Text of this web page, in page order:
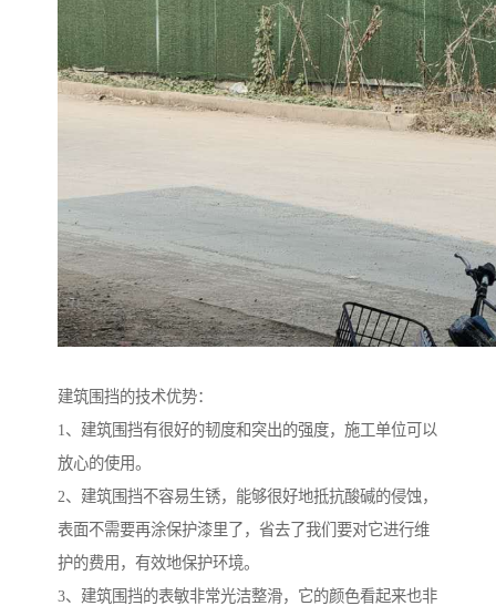
建筑围挡的技术优势：
1、建筑围挡有很好的韧度和突出的强度，施工单位可以
放心的使用。
2、建筑围挡不容易生锈，能够很好地抵抗酸碱的侵蚀，
表面不需要再涂保护漆里了，省去了我们要对它进行维
护的费用，有效地保护环境。
3、建筑围挡的表敏非常光洁整滑，它的颜色看起来也非